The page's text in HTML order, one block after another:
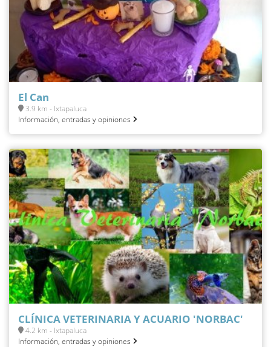
El Can
3.9 km - Ixtapaluca
Información, entradas y opiniones
CLÍNICA VETERINARIA Y ACUARIO 'NORBAC'
4.2 km - Ixtapaluca
Información, entradas y opiniones